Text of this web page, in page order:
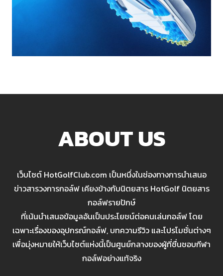
ABOUT US
เว็บไซต์ HotGolfClub.com เป็นหนึ่งในช่องทางการนำเสนอ
ข่าวสารวงการกอล์ฟ เคียงข้างกับนิตยสาร HotGolf นิตยสาร
กอล์ฟรายปักษ์
ที่เน้นนำเสนอข้อมูลอันเป็นประโยชน์ต่อคนเล่นกอล์ฟ โดย
เฉพาะเรื่องของอุปกรณ์กอล์ฟ, บทความรีวิว และโปรโมชั่นต่างๆ
เพื่อมุ่งหมายให้เว็บไซต์แห่งนี้เป็นศูนย์กลางของผู้ที่ชื่นชอบกีฬา
กอล์ฟอย่างแท้จริง